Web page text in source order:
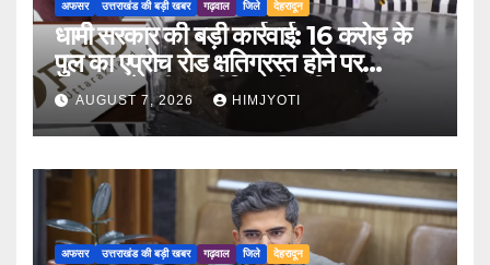
अफसर उत्तराखंड की बड़ी खबर गढ़वाल जिले देहरादून
धामी सरकार की बड़ी कार्रवाई: 16 करोड़ के
पुल का एप्रोच रोड क्षतिग्रस्त होने पर
PWD के तीन इंजीनियर निलंबित
AUGUST 7, 2026 HIMJYOTI
अफसर उत्तराखंड की बड़ी खबर गढ़वाल जिले देहरादून